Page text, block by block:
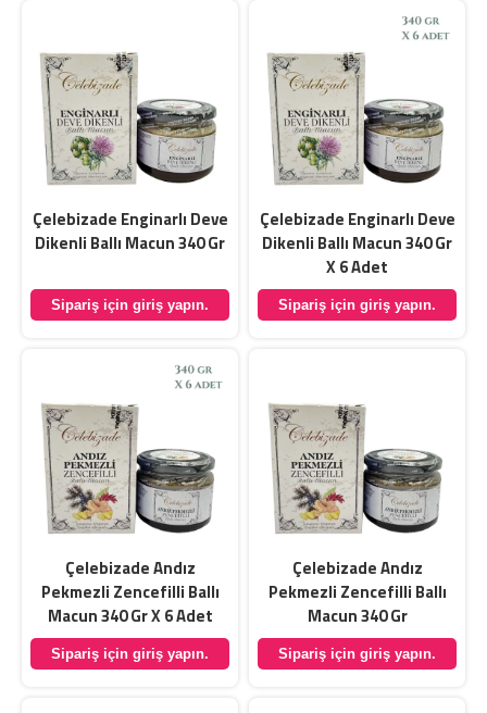
Çelebizade Enginarlı Deve
Dikenli Ballı Macun 340 Gr
Sipariş için giriş yapın.
Çelebizade Enginarlı Deve
Dikenli Ballı Macun 340 Gr
X 6 Adet
Sipariş için giriş yapın.
Çelebizade Andız
Pekmezli Zencefilli Ballı
Macun 340 Gr X 6 Adet
Sipariş için giriş yapın.
Çelebizade Andız
Pekmezli Zencefilli Ballı
Macun 340 Gr
Sipariş için giriş yapın.